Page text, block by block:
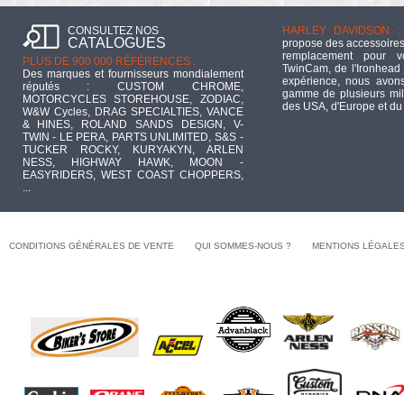
CONSULTEZ NOS
CATALOGUES
PLUS DE 900 000 RÉFÉRENCES :
Des marques et fournisseurs mondialement
réputés : CUSTOM CHROME,
MOTORCYCLES STOREHOUSE, ZODIAC,
W&W Cycles, DRAG SPECIALTIES, VANCE
& HINES, ROLAND SANDS DESIGN, V-
TWIN - LE PERA, PARTS UNLIMITED, S&S -
TUCKER ROCKY, KURYAKYN, ARLEN
NESS, HIGHWAY HAWK, MOON -
EASYRIDERS, WEST COAST CHOPPERS,
HARLEY DAVIDSON :
propose des
remplacement pour
TwinCam, de
expérience, nous
gamme de plusieurs
des USA, d'Europe et
CONDITIONS GÉNÉRALES DE VENTE QUI SOMMES-NOUS ? MENTIONS